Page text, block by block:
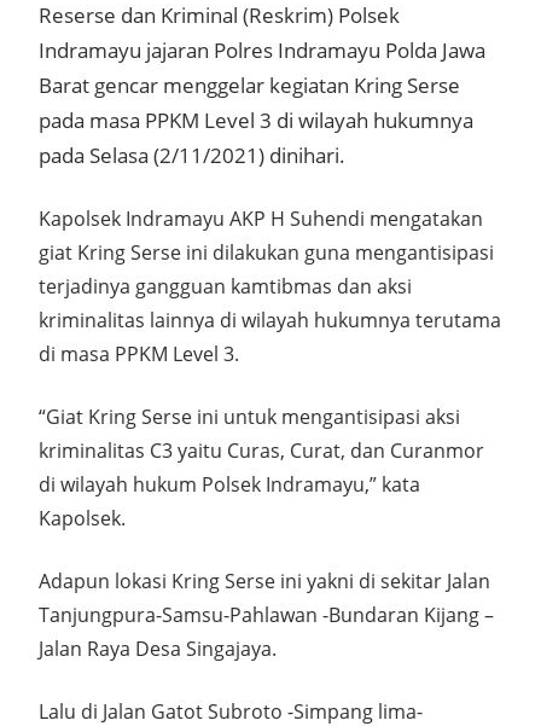
Reserse dan Kriminal (Reskrim) Polsek
Indramayu jajaran Polres Indramayu Polda Jawa
Barat gencar menggelar kegiatan Kring Serse
pada masa PPKM Level 3 di wilayah hukumnya
pada Selasa (2/11/2021) dinihari.
Kapolsek Indramayu AKP H Suhendi mengatakan
giat Kring Serse ini dilakukan guna mengantisipasi
terjadinya gangguan kamtibmas dan aksi
kriminalitas lainnya di wilayah hukumnya terutama
di masa PPKM Level 3.
“Giat Kring Serse ini untuk mengantisipasi aksi
kriminalitas C3 yaitu Curas, Curat, dan Curanmor
di wilayah hukum Polsek Indramayu,” kata
Kapolsek.
Adapun lokasi Kring Serse ini yakni di sekitar Jalan
Tanjungpura-Samsu-Pahlawan -Bundaran Kijang –
Jalan Raya Desa Singajaya.
Lalu di Jalan Gatot Subroto -Simpang lima-